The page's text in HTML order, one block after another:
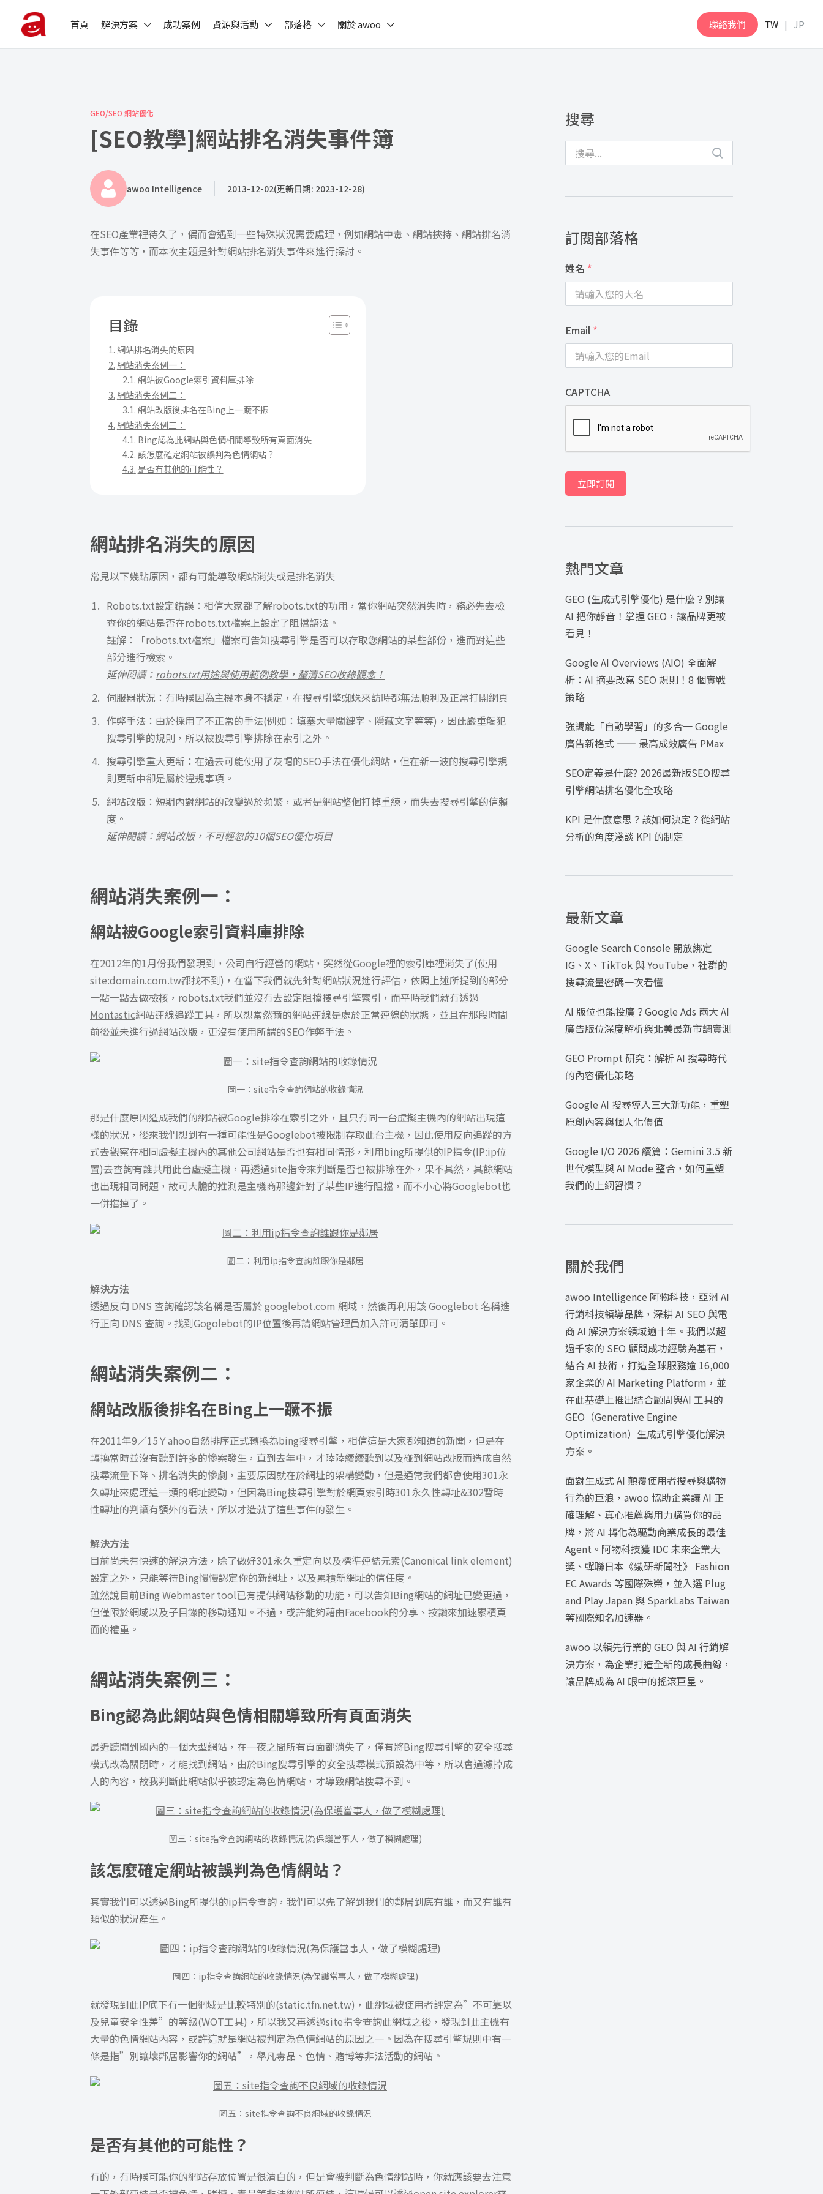
首頁 解決方案 成功案例 資源與活動 部落格 關於 awoo 聯絡我們 TW JP
GEO/SEO 網站優化
[SEO教學]網站排名消失事件簿
awoo Intelligence 2013-12-02(更新日期: 2023-12-28)
在SEO產業裡待久了，偶而會遇到一些特殊狀況需要處理，例如網站中毒、網站挾持、網站排名消
失事件等等，而本次主題是針對網站排名消失事件來進行探討。
目錄
網站排名消失的原因
網站消失案例一：
網站被Google索引資料庫排除
網站消失案例二：
網站改版後排名在Bing上一蹶不振
網站消失案例三：
Bing認為此網站與色情相關導致所有頁面消失
該怎麼確定網站被誤判為色情網站？
是否有其他的可能性？
網站排名消失的原因
常見以下幾點原因，都有可能導致網站消失或是排名消失
Robots.txt設定錯誤：相信大家都了解robots.txt的功用，當你網站突然消失時，務必先去檢
查你的網站是否在robots.txt檔案上設定了阻擋語法。
註解：「robots.txt檔案」檔案可告知搜尋引擎是否可以存取您網站的某些部份，進而對這些
部分進行檢索。
延伸閱讀： robots.txt用途與使用範例教學，釐清SEO收錄觀念！
伺服器狀況：有時候因為主機本身不穩定，在搜尋引擎蜘蛛來訪時都無法順利及正常打開網頁
作弊手法：由於採用了不正當的手法(例如：填塞大量關鍵字、隱藏文字等等)，因此嚴重觸犯
搜尋引擎的規則，所以被搜尋引擎排除在索引之外。
搜尋引擎重大更新：在過去可能使用了灰帽的SEO手法在優化網站，但在新一波的搜尋引擎規
則更新中卻是屬於違規事項。
網站改版：短期內對網站的改變過於頻繁，或者是網站整個打掉重練，而失去搜尋引擎的信賴
度。
延伸閱讀： 網站改版，不可輕忽的10個SEO優化項目
網站消失案例一：
網站被Google索引資料庫排除
在2012年的1月份我們發現到，公司自行經營的網站，突然從Google裡的索引庫裡消失了(使用
site:domain.com.tw都找不到)，在當下我們就先針對網站狀況進行評估，依照上述所提到的部分
一點一點去做檢核，robots.txt我們並沒有去設定阻擋搜尋引擎索引，而平時我們就有透過
Montastic網站連線追蹤工具，所以想當然爾的網站連線是處於正常連線的狀態，並且在那段時間
前後並未進行過網站改版，更沒有使用所謂的SEO作弊手法。
圖一：site指令查詢網站的收錄情況
那是什麼原因造成我們的網站被Google排除在索引之外，且只有同一台虛擬主機內的網站出現這
樣的狀況，後來我們想到有一種可能性是Googlebot被限制存取此台主機，因此使用反向追蹤的方
式去觀察在相同虛擬主機內的其他公司網站是否也有相同情形，利用bing所提供的IP指令(IP:ip位
置)去查詢有誰共用此台虛擬主機，再透過site指令來判斷是否也被排除在外，果不其然，其餘網站
也出現相同問題，故可大膽的推測是主機商那邊針對了某些IP進行阻擋，而不小心將Googlebot也
一併擋掉了。
圖二：利用ip指令查詢誰跟你是鄰居
解決方法
透過反向 DNS 查詢確認該名稱是否屬於 googlebot.com 網域，然後再利用該 Googlebot 名稱進
行正向 DNS 查詢。找到Gogolebot的IP位置後再請網站管理員加入許可清單即可。
網站消失案例二：
網站改版後排名在Bing上一蹶不振
在2011年9／15Ｙahoo自然排序正式轉換為bing搜尋引擎，相信這是大家都知道的新聞，但是在
轉換當時並沒有聽到許多的慘案發生，直到去年中，才陸陸續續聽到以及碰到網站改版而造成自然
搜尋流量下降、排名消失的慘劇，主要原因就在於網址的架構變動，但是通常我們都會使用301永
久轉址來處理這一類的網址變動，但因為Bing搜尋引擎對於網頁索引時301永久性轉址&302暫時
性轉址的判讀有額外的看法，所以才造就了這些事件的發生。
解決方法
目前尚未有快速的解決方法，除了做好301永久重定向以及標準連結元素(Canonical link element)
設定之外，只能等待Bing慢慢認定你的新網址，以及累積新網址的信任度。
雖然說目前Bing Webmaster tool已有提供網站移動的功能，可以告知Bing網站的網址已變更過，
但僅限於網域以及子目錄的移動通知。不過，或許能夠藉由Facebook的分享、按讚來加速累積頁
面的權重。
網站消失案例三：
Bing認為此網站與色情相關導致所有頁面消失
最近聽聞到國內的一個大型網站，在一夜之間所有頁面都消失了，僅有將Bing搜尋引擎的安全搜尋
模式改為關閉時，才能找到網站，由於Bing搜尋引擎的安全搜尋模式預設為中等，所以會過濾掉成
人的內容，故我判斷此網站似乎被認定為色情網站，才導致網站搜尋不到。
圖三：site指令查詢網站的收錄情況(為保護當事人，做了模糊處理)
該怎麼確定網站被誤判為色情網站？
其實我們可以透過Bing所提供的ip指令查詢，我們可以先了解到我們的鄰居到底有誰，而又有誰有
類似的狀況產生。
圖四：ip指令查詢網站的收錄情況(為保護當事人，做了模糊處理)
就發現到此IP底下有一個網域是比較特別的(static.tfn.net.tw)，此網域被使用者評定為”不可靠以
及兒童安全性差”的等級(WOT工具)，所以我又再透過site指令查詢此網域之後，發現到此主機有
大量的色情網站內容，或許這就是網站被判定為色情網站的原因之一。因為在搜尋引擎規則中有一
條是指”別讓壞鄰居影響你的網站”，舉凡毒品、色情、賭博等非法活動的網站。
圖五：site指令查詢不良網域的收錄情況
是否有其他的可能性？
有的，有時候可能你的網站存放位置是很清白的，但是會被判斷為色情網站時，你就應該要去注意
搜尋
訂閱部落格
姓名 *
Email *
CAPTCHA
立即訂閱
熱門文章
GEO (生成式引擎優化) 是什麼？別讓
AI 把你靜音！掌握 GEO，讓品牌更被
看見！
Google AI Overviews (AIO) 全面解
析：AI 摘要改寫 SEO 規則！8 個實戰
策略
強調能「自動學習」的多合一 Google
廣告新格式 —— 最高成效廣告 PMax
SEO定義是什麼? 2026最新版SEO搜尋
引擎網站排名優化全攻略
KPI 是什麼意思？該如何決定？從網站
分析的角度淺談 KPI 的制定
最新文章
Google Search Console 開放綁定
IG、X、TikTok 與 YouTube，社群的
搜尋流量密碼一次看懂
AI 版位也能投廣？Google Ads 兩大 AI
廣告版位深度解析與北美最新市調實測
GEO Prompt 研究：解析 AI 搜尋時代
的內容優化策略
Google AI 搜尋導入三大新功能，重塑
原創內容與個人化價值
Google I/O 2026 續篇：Gemini 3.5 新
世代模型與 AI Mode 整合，如何重塑
我們的上網習慣？
關於我們
awoo Intelligence 阿物科技，亞洲 AI
行銷科技領導品牌，深耕 AI SEO 與電
商 AI 解決方案領域逾十年。我們以超
過千家的 SEO 顧問成功經驗為基石，
結合 AI 技術，打造全球服務逾 16,000
家企業的 AI Marketing Platform，並
在此基礎上推出結合顧問與AI 工具的
GEO（Generative Engine
Optimization）生成式引擎優化解決
方案。
面對生成式 AI 顛覆使用者搜尋與購物
行為的巨浪，awoo 協助企業讓 AI 正
確理解、真心推薦與用力購買你的品
牌，將 AI 轉化為驅動商業成長的最佳
Agent。阿物科技獲 IDC 未來企業大
獎、蟬聯日本《繊研新聞社》 Fashion
EC Awards 等國際殊榮，並入選 Plug
and Play Japan 與 SparkLabs Taiwan
等國際知名加速器。
awoo 以領先行業的 GEO 與 AI 行銷解
決方案，為企業打造全新的成長曲線，
讓品牌成為 AI 眼中的搖滾巨星。